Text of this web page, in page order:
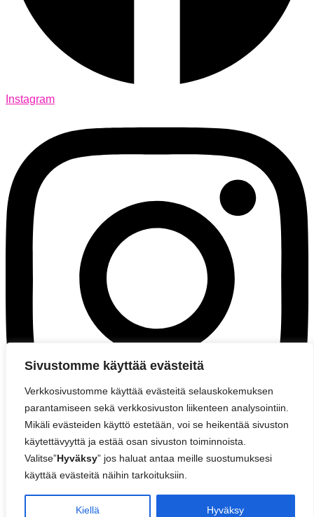
Sivustomme käyttää evästeitä
Verkkosivustomme käyttää evästeitä selauskokemuksen
parantamiseen sekä verkkosivuston liikenteen analysointiin.
Mikäli evästeiden käyttö estetään, voi se heikentää sivuston
käytettävyyttä ja estää osan sivuston toiminnoista.
Valitse”Hyväksy” jos haluat antaa meille suostumuksesi
käyttää evästeitä näihin tarkoituksiin.
Kiellä Hyväksy
Instagram
© 2026Sannari